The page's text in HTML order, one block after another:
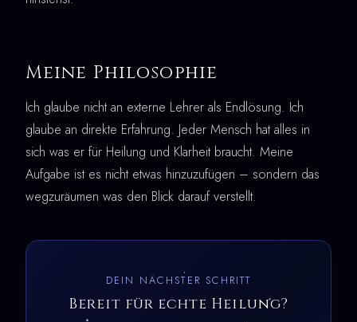
Meine Philosophie
Ich glaube nicht an externe Lehrer als Endlösung. Ich
glaube an direkte Erfahrung. Jeder Mensch hat alles in
sich was er für Heilung und Klarheit braucht. Meine
Aufgabe ist es nicht etwas hinzuzufügen – sondern das
wegzuräumen was den Blick darauf verstellt.
DEIN NÄCHSTER SCHRITT
Bereit für echte Heilung?